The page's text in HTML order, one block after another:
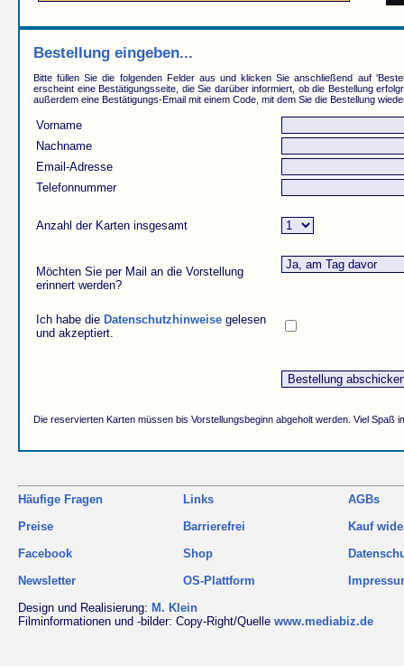
Bestellung eingeben...
Bitte füllen Sie die folgenden Felder aus und klicken Sie anschließend auf
erscheint eine Bestätigungsseite, die Sie darüber informiert, ob die Bestellung
außerdem eine Bestätigungs-Email mit einem Code, mit dem Sie die Bestellung
Vorname
Nachname
Email-Adresse
Telefonnummer
Anzahl der Karten insgesamt
Möchten Sie per Mail an die Vorstellung
erinnert werden?
Ich habe die Datenschutzhinweise gelesen
und akzeptiert.
Die reservierten Karten müssen bis Vorstellungsbeginn abgeholt werden. Viel Spaß
Häufige Fragen
Preise
Facebook
Newsletter
Links
Barrierefrei
Shop
OS-Plattform
AGBs
Kauf
Design und Realisierung: M. Klein
Filminformationen und -bilder: Copy-Right/Quelle www.mediabiz.de